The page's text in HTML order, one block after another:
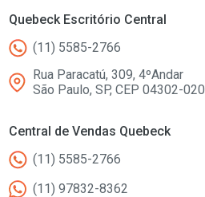
Quebeck Escritório Central
(11) 5585-2766
Rua Paracatú, 309, 4ºAndar
São Paulo, SP, CEP 04302-020
Central de Vendas Quebeck
(11) 5585-2766
(11) 97832-8362